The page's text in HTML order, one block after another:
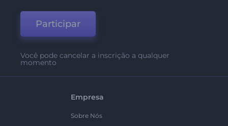
Participar
Você pode cancelar a inscrição a qualquer
momento
Empresa
Sobre Nós